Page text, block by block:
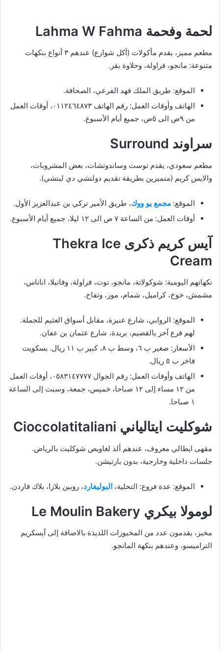
لحمة وفحمة Lahma W Fahma
مطعم مميز، يقدم مأكولات (أكل شوارع) عندهم ٣ أنواع بنكهات
متنوعة: مانجو، فراولة، وحلاوة بقر.
الموقع: طريق الملك فهد الفرعي، الصحافة.
الهاتف وأوقات العمل: رقم الهاتف ٠١١٢٤٦٤٨٧٣، أوقات العمل
من ٩ص الى ٥ص، جميع أيام الأسبوع.
سراوند Surround
مطعم سعودي، يقدم توست وساندوتشات، بعض المشروبات،
والايس كريم (متميزين بطريقة تقديم دولتشي دي ليتشي).
الموقع: مجمع يو ووك، طريق الأمير تركي بن عبدالعزيز الأول.
أوقات العمل: من الساعة ٧ ص الى ١٢ ليلا، جميع أيام الأسبوع.
آيس كريم ذكرى Thekra Ice
Cream
نكهاتهم اليومية: شوكولاتة، مانجو، توت، فراولة، وفانيلا، اناناس،
مشمش، خوخ، كراميل، شمام، موز، وتفاح.
الموقع: الروابي، شارع عنيزة، مقابل أسواق العثيم للجملة.
لهم فرع آخر بالقصيم، بريدة، شارع عثمان بن عفان.
الأسعار: صغير ب ٦، وسط ب ٨، كبير ب ١١ ريال. بسكويت
فاخر ب ٥ ريال.
الهاتف وأوقات العمل: رقم الجوال ٠٥٨٣١٤٧٧٧٧، أوقات العمل
من ١٢ مساء إلى ١٢ صباحا، خميس، جمعة، وسبت إلى الساعة
١ صباحا.
شوكليت ايتالياني Cioccolatitaliani
مقهى ايطالي معروف، عندهم ألذ لغاويص شوكليت بالرياض.
جلسات داخلية وخارجية، بدون بارتيشن.
الموقع: عدة فروع: التحلية، البوليفارد، روبين بلازا، بلاك قاردن.
لومولا بيكري Le Moulin Bakery
مخبز، يقدمون عدد من المخبوزات اللذيذة بالاضافة إلى آيسكريم
التراميسو، وعندهم بنكهة المانجو.